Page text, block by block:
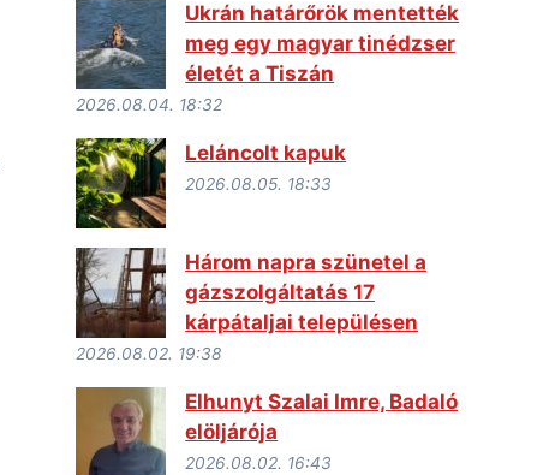
Ukrán határőrök mentették
meg egy magyar tinédzser
életét a Tiszán
2026.08.04. 18:32
Leláncolt kapuk
2026.08.05. 18:33
Három napra szünetel a
gázszolgáltatás 17
kárpátaljai településen
2026.08.02. 19:38
Elhunyt Szalai Imre, Badaló
elöljárója
2026.08.02. 16:43